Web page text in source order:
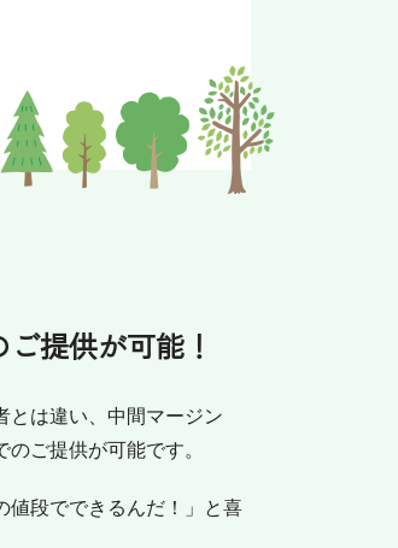
提供が可能！
とは違い、中間マージン
ご提供が可能です。
値段でできるんだ！」と喜